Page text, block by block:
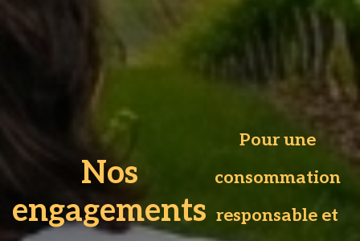
Nos
engagements
Pour une
consommation
responsable et